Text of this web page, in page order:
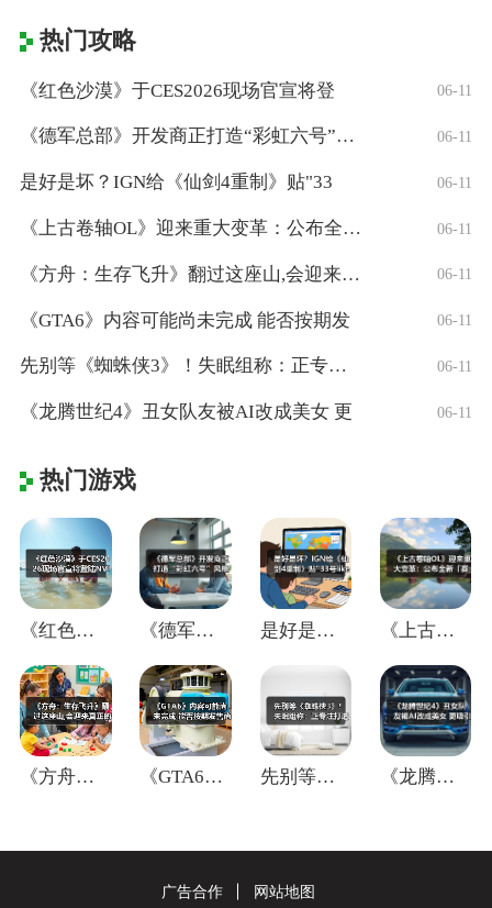
热门攻略
《红色沙漠》于CES2026现场官宣将登 06-11
《德军总部》开发商正打造“彩虹六号”风格 06-11
是好是坏？IGN给《仙剑4重制》贴"33 06-11
《上古卷轴OL》迎来重大变革：公布全新「 06-11
《方舟：生存飞升》翻过这座山,会迎来真正 06-11
《GTA6》内容可能尚未完成 能否按期发 06-11
先别等《蜘蛛侠3》！失眠组称：正专注打造 06-11
《龙腾世纪4》丑女队友被AI改成美女 更 06-11
热门游戏
《红色沙漠》于CES2026现场官宣将登 《德军总部》开发商正打造“彩虹六号”风格 是好是坏？IGN给《仙剑4重制》贴"33 《上古卷轴OL》迎来重大变革：公布全新「
《方舟：生存飞升》翻过这座山,会迎来真正 《GTA6》内容可能尚未完成 能否按期发 先别等《蜘蛛侠3》！失眠组称：正专注打造 《龙腾世纪4》丑女队友被AI改成美女 更
广告合作 网站地图